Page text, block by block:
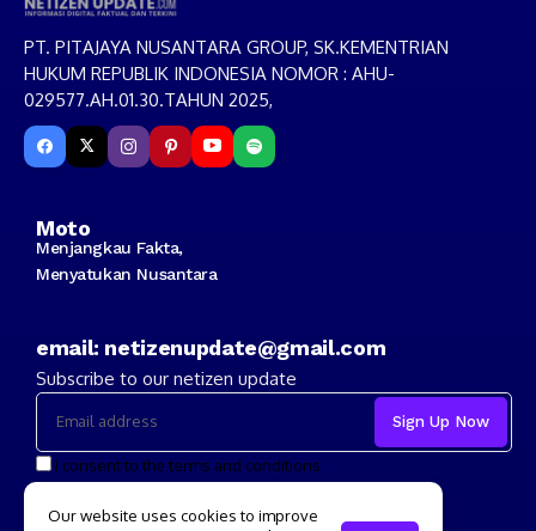
PT. PITAJAYA NUSANTARA GROUP, SK.KEMENTRIAN
HUKUM REPUBLIK INDONESIA NOMOR : AHU-
029577.AH.01.30.TAHUN 2025,
Moto
Menjangkau Fakta,
Menyatukan Nusantara
email: netizenupdate@gmail.com
Subscribe to our netizen update
I consent to the terms and conditions
Our website uses cookies to improve